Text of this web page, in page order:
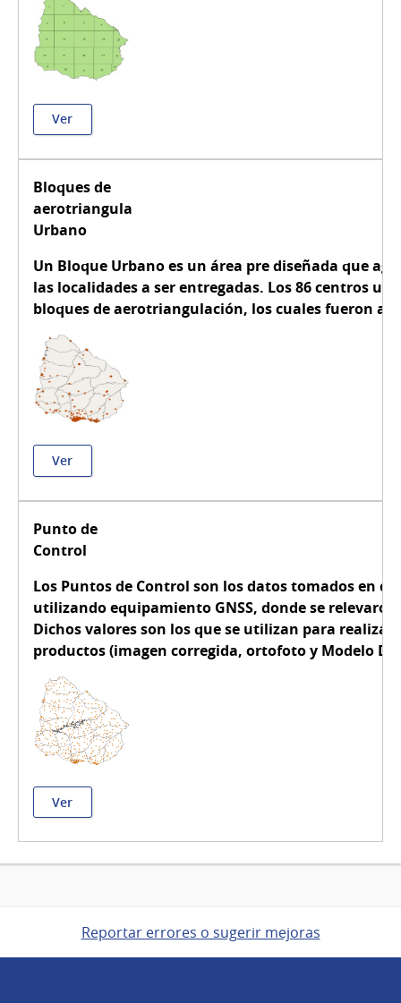
Ver
Bloques de
aerotriangulación
Urbano
Un Bloque Urbano es un área pre diseñada que
las localidades a ser entregadas. Los 86 centros
bloques de aerotriangulación, los cuales fueron
Ver
Punto de
Control
Los Puntos de Control son los datos tomados en
utilizando equipamiento GNSS, donde se
Dichos valores son los que se utilizan para
productos (imagen corregida, ortofoto y Modelo
Ver
Reportar errores o sugerir mejoras